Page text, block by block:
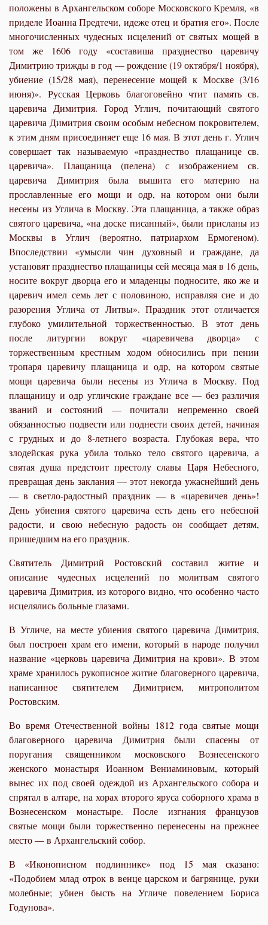
положены в Архангельском соборе Московского Кремля, «в
приде­ле Иоанна Предтечи, идеже отец и братия его». После
многочисленных чудесных исцелений от святых мощей в
том же 1606 году «составиша празднество царевичу
Димитрию трижды в год — рождение (19 октября/1 ноября),
убиение (15/28 мая), перенесение мощей к Москве (3/16
июня)». Русская Церковь благоговейно чтит память св.
царевича Димитрия. Город Углич, почитающий святого
царевича Димитрия своим особым небесном покровителем,
к этим дням присоединяет еще 16 мая. В этот день г. Углич
совершает так называемую «празднество плащанице св.
царевича». Плащаница (пелена) с изображением св.
царевича Димитрия была вышита его мате­рию на
прославленные его мощи и одр, на котором они были
несены из Углича в Москву. Эта плащаница, а также образ
святого царевича, «на доске писанный», были присланы из
Москвы в Углич (вероятно, патриархом Ермогеном).
Впослед­ствии «умысли чин духовный и граждане, да
установят празднество плащаницы сей месяца мая в 16 день,
носите вокруг дворца его и младенцы подносите, яко же и
царевич имел семь лет с половиною, исправляя сие и до
разорения Углича от Литвы». Праздник этот отличается
глубоко умилительной торжественностью. В этот день
после литургии вокруг «царевичева дворца» с
торжественным крестным ходом обносились при пении
тропаря царевичу плащаница и одр, на котором святые
мощи царевича были несены из Углича в Москву. Под
плащаницу и одр угличские граждане все — без различия
званий и состояний — почитали непре­менно своей
обязанностью подвести или поднести своих детей, начиная
с грудных и до 8-летнего возраста. Глубокая вера, что
злодейская рука убила только тело святого царевича, а
святая душа предстоит престолу славы Царя Небесного,
пре­вращая день заклания — этот некогда ужаснейший день
— в светло-радостный праздник — в «царевичев день»!
День убиения святого царевича есть день его небесной
радости, и свою небесную радость он сообщает детям,
пришедшим на его праздник.
Святитель Димитрий Ростовский составил житие и
описание чудесных исцелений по молитвам святого
царевича Димитрия, из которого видно, что особенно часто
исцелялись больные глазами.
В Угличе, на месте убиения святого царевича Димитрия,
был построен храм его имени, который в народе получил
название «церковь царевича Димитрия на кро­ви». В этом
храме хранилось рукописное житие благоверного царевича,
написан­ное святителем Димитрием, митрополитом
Ростовским.
Во время Отечественной войны 1812 года святые мощи
благоверного царевича Димитрия были спасены от
поругания священником московского Вознесенского
женского монастыря Иоанном Вениаминовым, который
вынес их под своей одеж­дой из Архангельского собора и
спрятал в алтаре, на хорах второго яруса соборного храма в
Вознесенском монастыре. После изгнания французов
святые мощи были торжественно перенесены на прежнее
место — в Архангельский собор.
В «Иконописном подлиннике» под 15 мая сказано:
«Подобием млад отрок в венце царском и багрянице, руки
молебные; убиен бысть на Угличе повелением Бориса
Годунова».